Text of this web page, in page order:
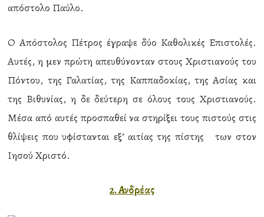
απόστολο Παύλο.
Ο Απόστολος Πέτρος έγραψε δύο Καθολικές Επιστολές.
Αυτές, η μεν πρώτη απευθύνονταν στους Χριστιανούς του
Πόντου, της Γαλατίας, της Καππαδοκίας, της Ασίας και
της Βιθυνίας, η δε δεύτερη σε όλους τους Χριστιανούς.
Μέσα από αυτές προσπαθεί να στηρίξει τους πιστούς στις
θλίψεις που υφίστανται εξ’ αιτίας της πίστης των στον
Ιησού Χριστό.
2. Ανδρέας